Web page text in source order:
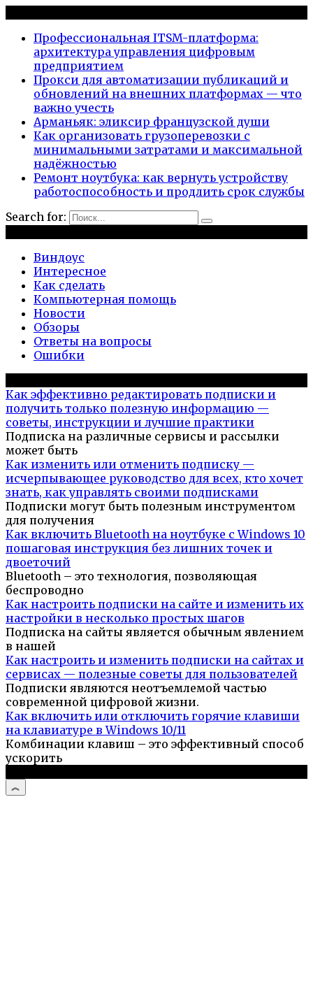
Профессиональная ITSM-платформа:
архитектура управления цифровым
предприятием
Прокси для автоматизации публикаций и
обновлений на внешних платформах — что
важно учесть
Арманьяк: эликсир французской души
Как организовать грузоперевозки с
минимальными затратами и максимальной
надёжностью
Ремонт ноутбука: как вернуть устройству
работоспособность и продлить срок службы
Search for:
Виндоус
Интересное
Как сделать
Компьютерная помощь
Новости
Обзоры
Ответы на вопросы
Ошибки
Как эффективно редактировать подписки и
получить только полезную информацию —
советы, инструкции и лучшие практики
Подписка на различные сервисы и рассылки
может быть
Как изменить или отменить подписку —
исчерпывающее руководство для всех, кто хочет
знать, как управлять своими подписками
Подписки могут быть полезным инструментом
для получения
Как включить Bluetooth на ноутбуке с Windows 10
пошаговая инструкция без лишних точек и
двоеточий
Bluetooth – это технология, позволяющая
беспроводно
Как настроить подписки на сайте и изменить их
настройки в несколько простых шагов
Подписка на сайты является обычным явлением
в нашей
Как настроить и изменить подписки на сайтах и
сервисах — полезные советы для пользователей
Подписки являются неотъемлемой частью
современной цифровой жизни.
Как включить или отключить горячие клавиши
на клавиатуре в Windows 10/11
Комбинации клавиш – это эффективный способ
ускорить